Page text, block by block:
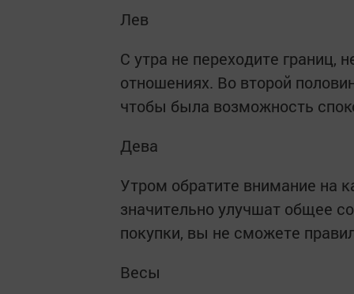
Лев
С утра не переходите границ,
отношениях. Во второй
чтобы была возможность
Дева
Утром обратите внимание на
значительно улучшат общее
покупки, вы не сможете
Весы